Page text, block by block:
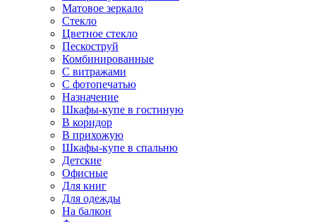
Матовое зеркало
Стекло
Цветное стекло
Пескоструй
Комбинированные
С витражами
С фотопечатью
Назначение
Шкафы-купе в гостиную
В коридор
В прихожую
Шкафы-купе в спальню
Детские
Офисные
Для книг
Для одежды
На балкон